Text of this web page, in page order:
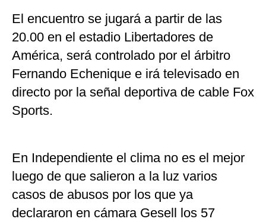
El encuentro se jugará a partir de las
20.00 en el estadio Libertadores de
América, será controlado por el árbitro
Fernando Echenique e irá televisado en
directo por la señal deportiva de cable Fox
Sports.
En Independiente el clima no es el mejor
luego de que salieron a la luz varios
casos de abusos por los que ya
declararon en cámara Gesell los 57